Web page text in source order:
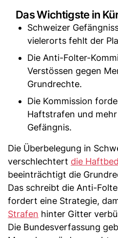
Das Wichtigste in
Schweizer
vielerorts fehlt der
Die Anti-Folter-
Verstössen gegen
Grundrechte.
Die Kommission
Haftstrafen und
Gefängnis.
Die Überbelegung in
verschlechtert die
beeinträchtigt die
Das schreibt die Anti-
fordert eine Strategie,
Strafen hinter Gitter
Die Bundesverfassung